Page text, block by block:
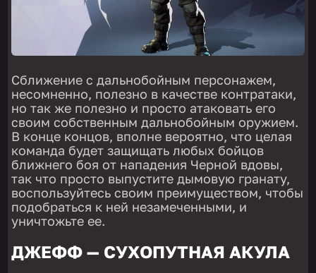
Сближение с дальнобойным персонажем,
несомненно, полезно в качестве контратаки,
но так же полезно и просто атаковать его
своим собственным дальнобойным оружием.
В конце концов, вполне вероятно, что целая
команда будет защищать любых бойцов
ближнего боя от нападения Черной вдовы,
так что просто выпустите дымовую гранату,
воспользуйтесь своим преимуществом, чтобы
подобраться к ней незамеченными, и
уничтожьте ее.
ДЖЕФФ — СУХОПУТНАЯ АКУЛА